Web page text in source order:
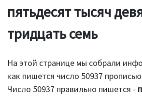
пятьдесят тысяч
тридцать семь
На этой странице мы собрали
как пишется число 50937
Число 50937 правильно пишется -